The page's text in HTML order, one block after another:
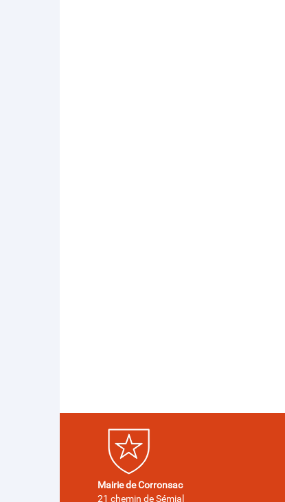
Mairie de Corronsac
21 chemin de Sémial